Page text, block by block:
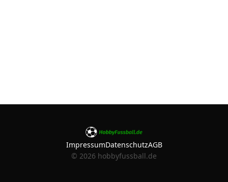
ImpressumDatenschutzAGB
© 2026 hobbyfussball.de